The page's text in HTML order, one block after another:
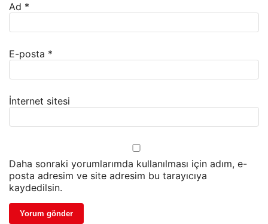
Ad *
E-posta *
İnternet sitesi
Daha sonraki yorumlarımda kullanılması için adım, e-
posta adresim ve site adresim bu tarayıcıya
kaydedilsin.